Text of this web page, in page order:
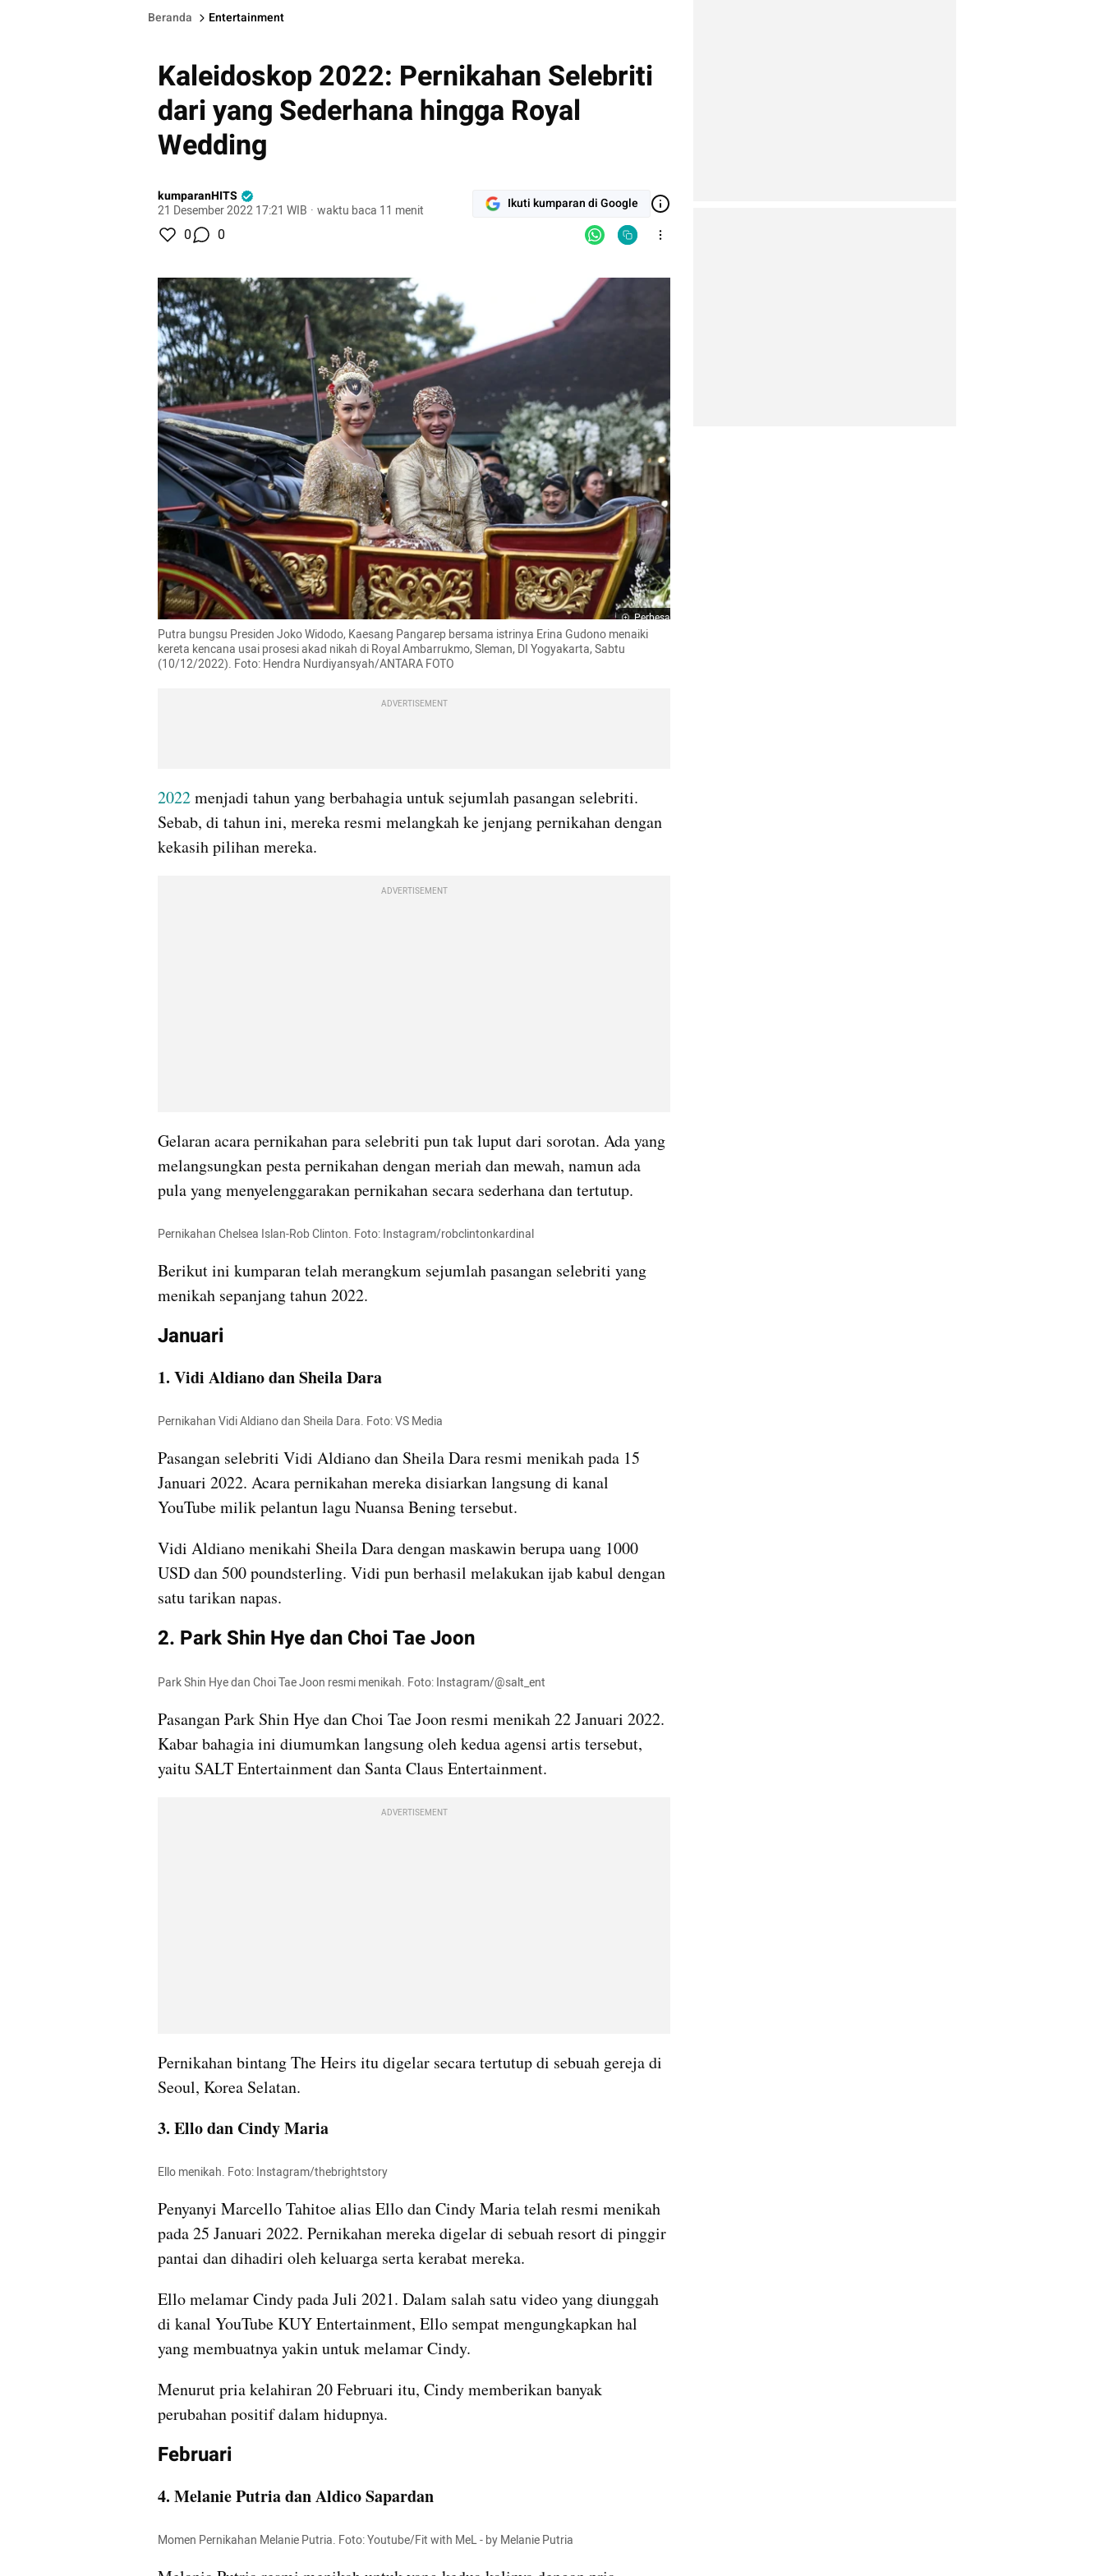
Beranda Entertainment
Kaleidoskop 2022: Pernikahan Selebriti
dari yang Sederhana hingga Royal
Wedding
kumparanHITS
21 Desember 2022 17:21 WIB · waktu baca 11 menit Ikuti kumparan di Google
0 0
Perbesar
Putra bungsu Presiden Joko Widodo, Kaesang Pangarep bersama istrinya Erina Gudono menaiki
kereta kencana usai prosesi akad nikah di Royal Ambarrukmo, Sleman, DI Yogyakarta, Sabtu
(10/12/2022). Foto: Hendra Nurdiyansyah/ANTARA FOTO
ADVERTISEMENT
2022 menjadi tahun yang berbahagia untuk sejumlah pasangan selebriti.
Sebab, di tahun ini, mereka resmi melangkah ke jenjang pernikahan dengan
kekasih pilihan mereka.
ADVERTISEMENT
Gelaran acara pernikahan para selebriti pun tak luput dari sorotan. Ada yang
melangsungkan pesta pernikahan dengan meriah dan mewah, namun ada
pula yang menyelenggarakan pernikahan secara sederhana dan tertutup.
Pernikahan Chelsea Islan-Rob Clinton. Foto: Instagram/robclintonkardinal
Berikut ini kumparan telah merangkum sejumlah pasangan selebriti yang
menikah sepanjang tahun 2022.
Januari
1. Vidi Aldiano dan Sheila Dara
Pernikahan Vidi Aldiano dan Sheila Dara. Foto: VS Media
Pasangan selebriti Vidi Aldiano dan Sheila Dara resmi menikah pada 15
Januari 2022. Acara pernikahan mereka disiarkan langsung di kanal
YouTube milik pelantun lagu Nuansa Bening tersebut.
Vidi Aldiano menikahi Sheila Dara dengan maskawin berupa uang 1000
USD dan 500 poundsterling. Vidi pun berhasil melakukan ijab kabul dengan
satu tarikan napas.
2. Park Shin Hye dan Choi Tae Joon
Park Shin Hye dan Choi Tae Joon resmi menikah. Foto: Instagram/@salt_ent
Pasangan Park Shin Hye dan Choi Tae Joon resmi menikah 22 Januari 2022.
Kabar bahagia ini diumumkan langsung oleh kedua agensi artis tersebut,
yaitu SALT Entertainment dan Santa Claus Entertainment.
ADVERTISEMENT
Pernikahan bintang The Heirs itu digelar secara tertutup di sebuah gereja di
Seoul, Korea Selatan.
3. Ello dan Cindy Maria
Ello menikah. Foto: Instagram/thebrightstory
Penyanyi Marcello Tahitoe alias Ello dan Cindy Maria telah resmi menikah
pada 25 Januari 2022. Pernikahan mereka digelar di sebuah resort di pinggir
pantai dan dihadiri oleh keluarga serta kerabat mereka.
Ello melamar Cindy pada Juli 2021. Dalam salah satu video yang diunggah
di kanal YouTube KUY Entertainment, Ello sempat mengungkapkan hal
yang membuatnya yakin untuk melamar Cindy.
Menurut pria kelahiran 20 Februari itu, Cindy memberikan banyak
perubahan positif dalam hidupnya.
Februari
4. Melanie Putria dan Aldico Sapardan
Momen Pernikahan Melanie Putria. Foto: Youtube/Fit with MeL - by Melanie Putria